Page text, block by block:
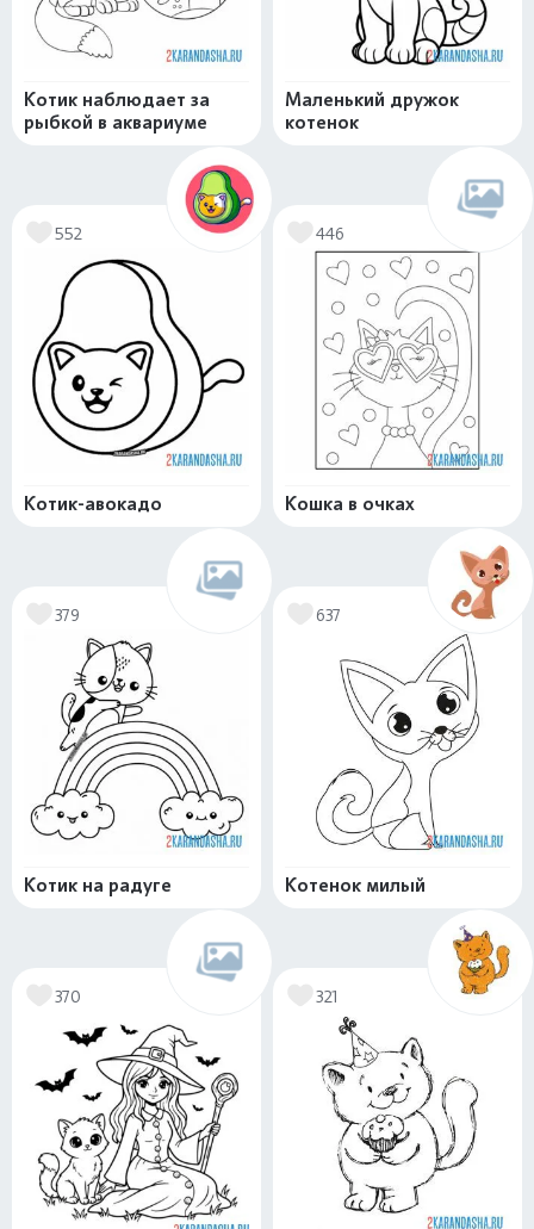
Котик наблюдает за
рыбкой в аквариуме
Маленький дружок
котенок
552
Котик-авокадо
446
Кошка в очках
379
Котик на радуге
637
Котенок милый
370 321